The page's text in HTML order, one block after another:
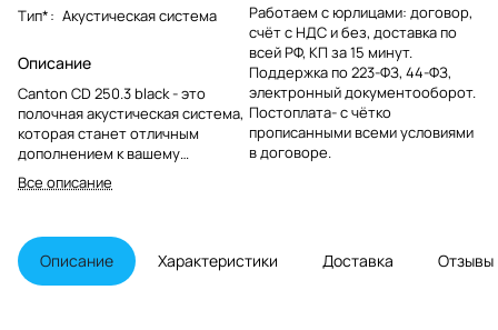
Тип*: Акустическая система
Описание
Canton CD 250.3 black - это
полочная акустическая система,
которая станет отличным
дополнением к вашему
домашнему кинотеатру. Она
обладает элегантным черным
формами, которые подойдут к
любому интерьеру.
Все описание
Работаем с юрлицами: договор,
счёт с НДС и без, доставка по
всей РФ, КП за 15 минут.
Поддержка по 223-ФЗ, 44-ФЗ,
электронный документооборот.
Постоплата- с чётко
прописанными всеми условиями
в договоре.
Описание Характеристики Доставка Отзывы